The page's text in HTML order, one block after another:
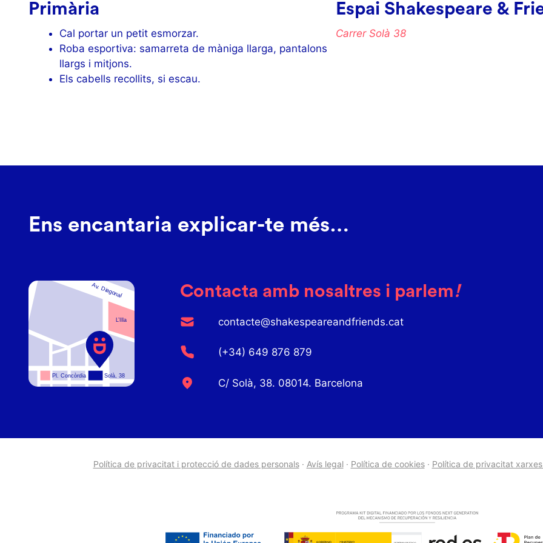
Primària
Cal portar un petit esmorzar.
Roba esportiva: samarreta de màniga llarga, pantalons
llargs i mitjons.
Els cabells recollits, si escau.
Espai Shakespeare &
Carrer Solà 38
Ens encantaria explicar-te més…
Contacta amb nosaltres i parlem!
contacte@shakespeareandfriends.cat
(+34) 649 876 879
C/ Solà, 38. 08014. Barcelona
Política de privacitat i protecció de dades personals· Avís legal· Política de cookies· Política de privacitat